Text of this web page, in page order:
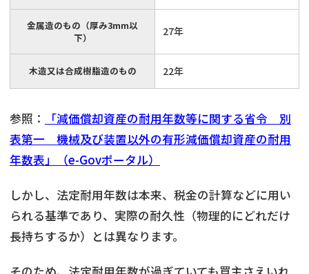
金属造のもの（厚み3mm以
下）
27年
木造又は合成樹脂造のもの 22年
参照：
「減価償却資産の耐用年数等に関する省令 別
表第一 機械及び装置以外の有形減価償却資産の耐用
年数表」（e-Govポータル）
しかし、法定耐用年数は本来、税金の計算などに用い
られる基準であり、実際の耐久性（物理的にどれだけ
長持ちするか）とは異なります。